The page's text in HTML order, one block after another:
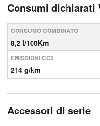
Consumi dichiarati
CONSUMO COMBINATO
8,2 l/100Km
EMISSIONI CO2
214 g/km
Accessori di serie